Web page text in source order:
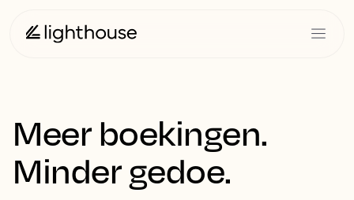
Meer boekingen.
Minder gedoe.